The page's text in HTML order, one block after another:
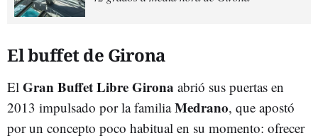
El buffet de Girona
El Gran Buffet Libre Girona abrió sus puertas en
2013 impulsado por la familiaMedrano, que apostó
por un concepto poco habitual en su momento: ofrecer